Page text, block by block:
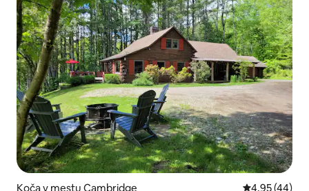
Koča v mestu Cambridge Povprečna
4,95 (44)